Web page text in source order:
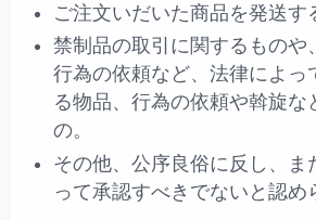
ご注文いだいた商品を発送す
禁制品の取引に関するものや
行為の依頼など、法律によっ
る物品、行為の依頼や斡旋な
の。
その他、公序良俗に反し、ま
って承認すべきでないと認め